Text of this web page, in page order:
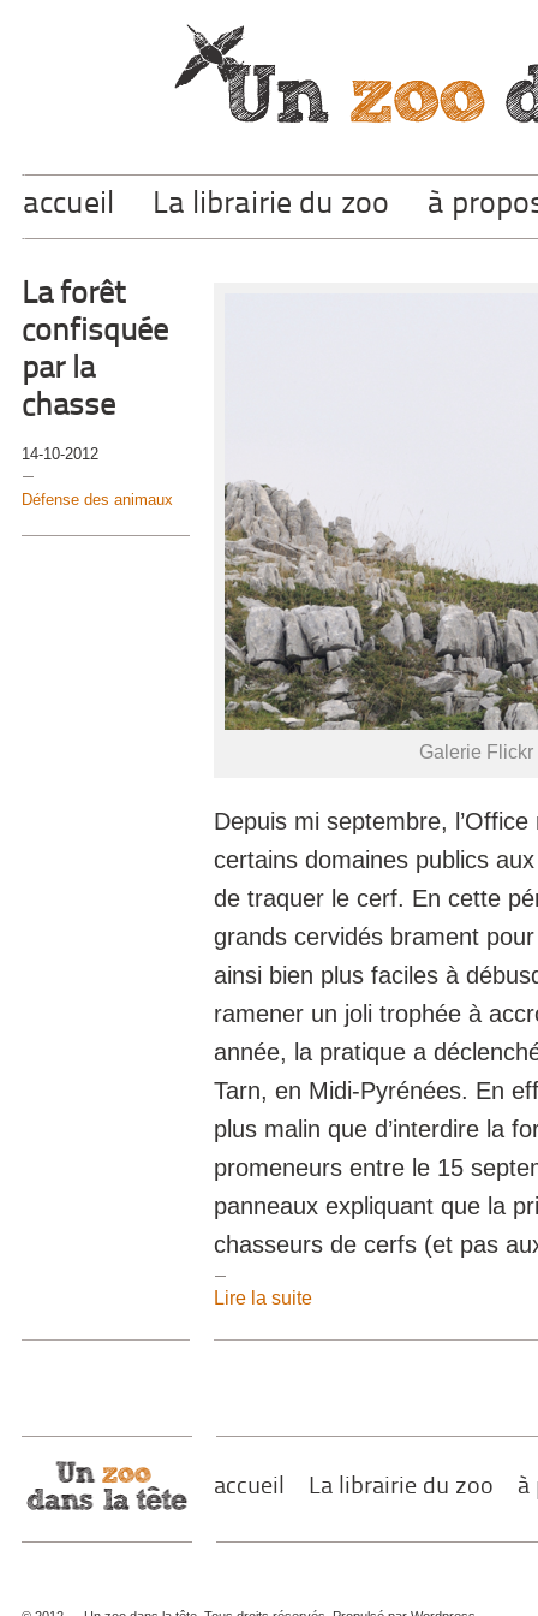
accueil La librairie du zoo à
La forêt
confisquée
par la
chasse
14-10-2012
Défense des animaux
Galerie
Depuis mi septembre,
certains domaines publics
de traquer le cerf. En cette
grands cervidés brament
ainsi bien plus faciles à
ramener un joli trophée à
année, la pratique a
Tarn, en Midi-Pyrénées. En
plus malin que d’interdire la
promeneurs entre le 15
panneaux expliquant que la
chasseurs de cerfs (et pas
Lire la suite
accueil La librairie du zoo à